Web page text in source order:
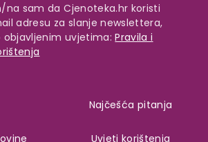
na sam da Cjenoteka.hr koristi
adresu za slanje newslettera,
objavljenim uvjetima: Pravila i
Najčešća pitanja
Uvjeti korištenja